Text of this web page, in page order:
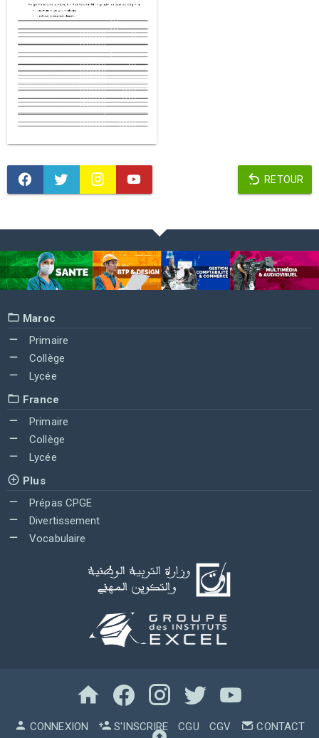
RETOUR
Maroc
Primaire
Collège
Lycée
France
Primaire
Collège
Lycée
Plus
Prépas CPGE
Divertissement
Vocabulaire
CONNEXION S'INSCRIRE CGU CGV CONTACT